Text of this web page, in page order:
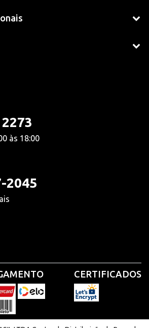
às 18:00
2045
CERTIFICADOS